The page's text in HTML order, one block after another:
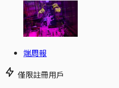
端周報
僅限註冊用戶